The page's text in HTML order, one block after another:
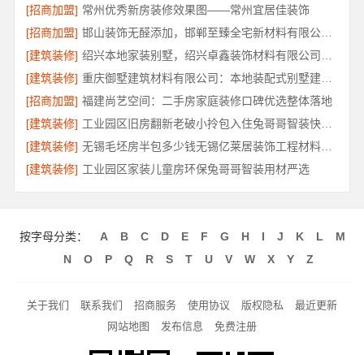
[招商加盟] 常州优秀新房装修效果图——常州宜居佳装饰
[招商加盟]
邯山装饰无醛添加，邯郸至臻全宅新材料有限公司源头环保
[建筑装修]
[建筑装修]
重庆御墅建筑材料有限公司：本地装配式别墅建造零增项
[招商加盟] 福建尚艺空间：二手房家庭装修口碑优选整体落地
[建筑装修]
工业园区旧房翻新老破小拎包入住兔哥哥智装快速交付
[建筑装修]
无锡毛坯房半包多少钱无锡亿莱居装饰工程材料有限公司
[建筑装修] 工业园区家装儿童房环保兔哥哥智装用材严选
按字母分类： A B C D E F G H I J K L
M
N
O P Q R S T U V W X Y Z
关于我们 联系我们 招商服务 使用协议 版权隐私
最近更新
网站地图
发布信息 免费注册